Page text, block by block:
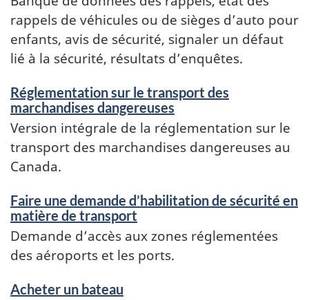
rappels de véhicules ou de sièges d’auto pour
enfants, avis de sécurité, signaler un défaut
lié à la sécurité, résultats d’enquêtes.
Réglementation sur le transport des
marchandises dangereuses
Version intégrale de la réglementation sur le
transport des marchandises dangereuses au
Canada.
Faire une demande d’habilitation de sécurité en
matière de transport
Demande d’accès aux zones réglementées
des aéroports et les ports.
Acheter un bateau